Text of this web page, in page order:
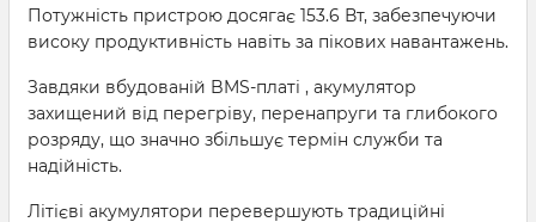
Потужність пристрою досягає 153.6 Вт, забезпечуючи
високу продуктивність навіть за пікових навантажень.
Завдяки вбудованій BMS-платі , акумулятор
захищений від перегріву, перенапруги та глибокого
розряду, що значно збільшує термін служби та
надійність.
Літієві акумулятори перевершують традиційні